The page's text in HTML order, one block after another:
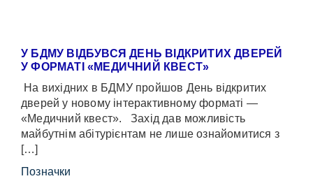
У БДМУ ВІДБУВСЯ ДЕНЬ ВІДКРИТИХ ДВЕРЕЙ
У ФОРМАТІ «МЕДИЧНИЙ КВЕСТ»
На вихідних в БДМУ пройшов День відкритих
дверей у новому інтерактивному форматі —
«Медичний квест». Захід дав можливість
майбутнім абітурієнтам не лише ознайомитися з
[…]
Позначки